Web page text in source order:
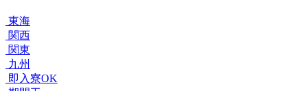
東海
関西
関東
九州
即入寮OK